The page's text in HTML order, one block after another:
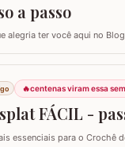
a passo
alegria ter você aqui no
TAPETE QUADRADO
clássico, super fácil de
pois permite que você
a sua necessidade,
🔥centenas viram essa
FÁCIL -
essenciais para o Crochê